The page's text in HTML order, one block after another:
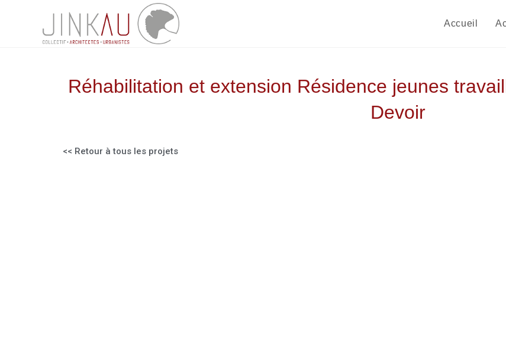
Accueil
Réhabilitation et extension Résidence jeunes
Devoir
<< Retour à tous les projets